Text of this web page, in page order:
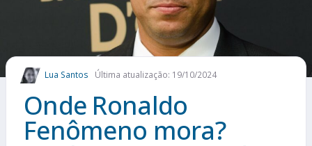
FUTEBOL INTERNACIONAL
COMO APOSTAR
MAIS ESPORTES
Lua Santos Última atualização: 19/10/2024
Onde Ronaldo
Fenômeno mora?